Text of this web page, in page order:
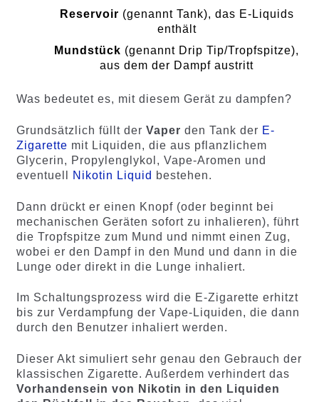
Reservoir (genannt Tank), das E-Liquids
enthält
Mundstück (genannt Drip Tip/Tropfspitze),
aus dem der Dampf austritt
Was bedeutet es, mit diesem Gerät zu dampfen?
Grundsätzlich füllt der Vaper den Tank der E-
Zigarette mit Liquiden, die aus pflanzlichem
Glycerin, Propylenglykol, Vape-Aromen und
eventuell
Nikotin Liquid bestehen.
Dann drückt er einen Knopf (oder beginnt bei
mechanischen Geräten sofort zu inhalieren), führt
die Tropfspitze zum Mund und nimmt einen Zug,
wobei er den Dampf in den Mund und dann in die
Lunge oder direkt in die Lunge inhaliert.
Im Schaltungsprozess wird die E-Zigarette erhitzt
bis zur Verdampfung der Vape-Liquiden, die dann
durch den Benutzer inhaliert werden.
Dieser Akt simuliert sehr genau den Gebrauch der
klassischen Zigarette. Außerdem verhindert das
Vorhandensein von Nikotin in den Liquiden